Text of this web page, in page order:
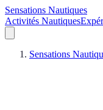
Sensations Nautiques
Activités Nautiques
Sensations